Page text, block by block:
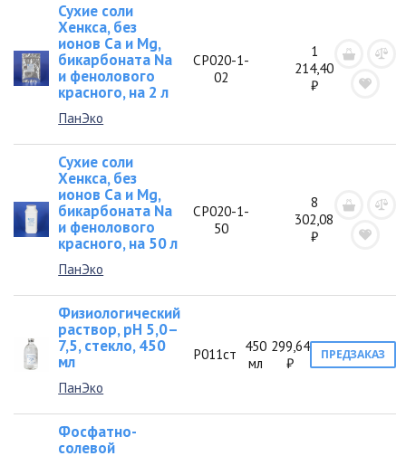
Сухие соли
Хенкса, без
ионов Са и Мg,
бикарбоната Na
и фенолового
красного, на 2 л
ПанЭко
СР020-1-
02
1
214,40
₽
Сухие соли
Хенкса, без
ионов Са и Мg,
бикарбоната Na
и фенолового
красного, на 50 л
ПанЭко
СР020-1-
50
8
302,08
₽
Физиологический
раствор, рН 5,0–
7,5, стекло, 450
мл
ПанЭко
Р011ст 450
мл
299,64
₽
ПРЕДЗАКАЗ
Фосфатно-
солевой